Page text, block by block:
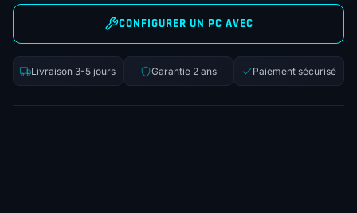
CONFIGURER UN PC AVEC
Livraison 3-5 jours Garantie 2 ans Paiement sécurisé